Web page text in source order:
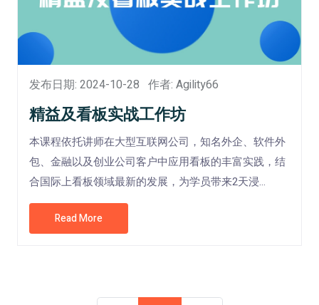
发布日期: 2024-10-28 作者: Agility66
精益及看板实战工作坊
本课程依托讲师在大型互联网公司，知名外企、软件外
包、金融以及创业公司客户中应用看板的丰富实践，结
合国际上看板领域最新的发展，为学员带来2天浸...
Read More